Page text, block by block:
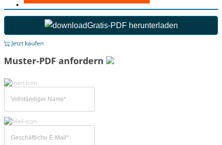
Gratis-PDF herunterladen
Jetzt kaufen
Muster-PDF anfordern